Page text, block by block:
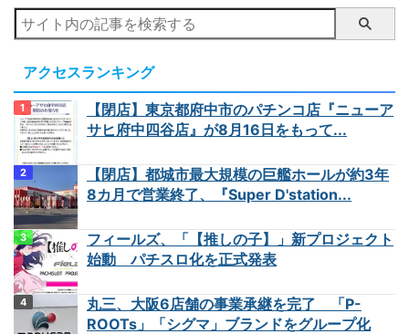
アクセスランキング
【閉店】東京都府中市のパチンコ店『ニューア
サヒ府中四谷店』が8月16日をもって...
【閉店】都城市最大規模の巨艦ホールが約3年
8カ月で営業終了、『Super D'station...
フィールズ、「【推しの子】」新プロジェクト
始動 パチスロ化を正式発表
丸三、大阪6店舗の事業承継を完了 「P-
ROOTs」「シグマ」ブランドをグループ化